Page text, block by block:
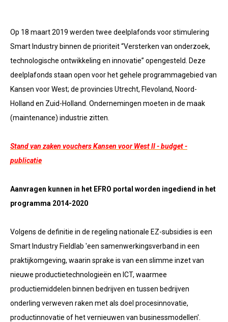
Op 18 maart 2019 werden twee deelplafonds voor stimulering
Smart Industry binnen de prioriteit “Versterken van onderzoek,
technologische ontwikkeling en innovatie” opengesteld. Deze
deelplafonds staan open voor het gehele programmagebied van
Kansen voor West; de provincies Utrecht, Flevoland, Noord-
Holland en Zuid-Holland. Ondernemingen moeten in de maak
(maintenance) industrie zitten.
Stand van zaken vouchers Kansen voor West II - budget -
publicatie
Aanvragen kunnen in het EFRO portal worden ingediend in het
programma 2014-2020
Volgens de definitie in de regeling nationale EZ-subsidies is een
Smart Industry Fieldlab 'een samenwerkingsverband in een
praktijkomgeving, waarin sprake is van een slimme inzet van
nieuwe productietechnologieën en ICT, waarmee
productiemiddelen binnen bedrijven en tussen bedrijven
onderling verweven raken met als doel procesinnovatie,
productinnovatie of het vernieuwen van businessmodellen'.